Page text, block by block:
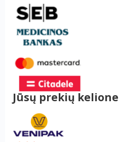
Jūsų prekių